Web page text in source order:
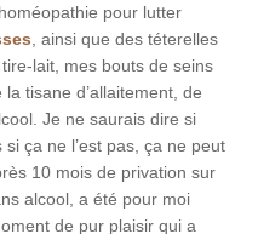
pour lutter
, ainsi que des téterelles
lait, mes bouts de seins
tisane d’allaitement, de
Je ne saurais dire si
ça ne l’est pas, ça ne peut
10 mois de privation sur
alcool, a été pour moi
de pur plaisir qui a